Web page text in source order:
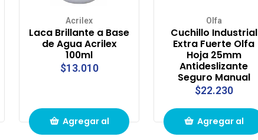
Acrilex
Laca Brillante a Base
de Agua Acrilex
100ml
$13.010
Agregar al
Olfa
Cuchillo Industrial
Extra Fuerte Olfa
Hoja 25mm
Antideslizante
Seguro Manual
$22.230
Agregar al